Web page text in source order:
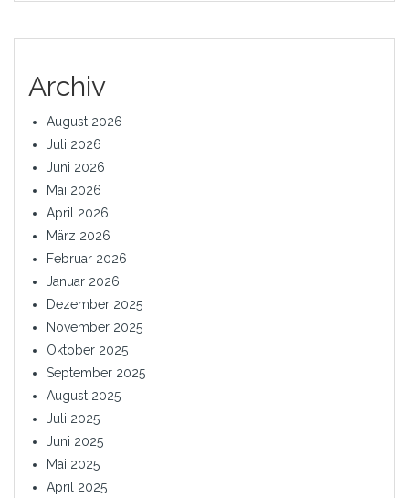
Archiv
August 2026
Juli 2026
Juni 2026
Mai 2026
April 2026
März 2026
Februar 2026
Januar 2026
Dezember 2025
November 2025
Oktober 2025
September 2025
August 2025
Juli 2025
Juni 2025
Mai 2025
April 2025